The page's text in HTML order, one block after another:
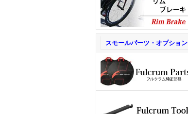
スモールパーツ・オプション